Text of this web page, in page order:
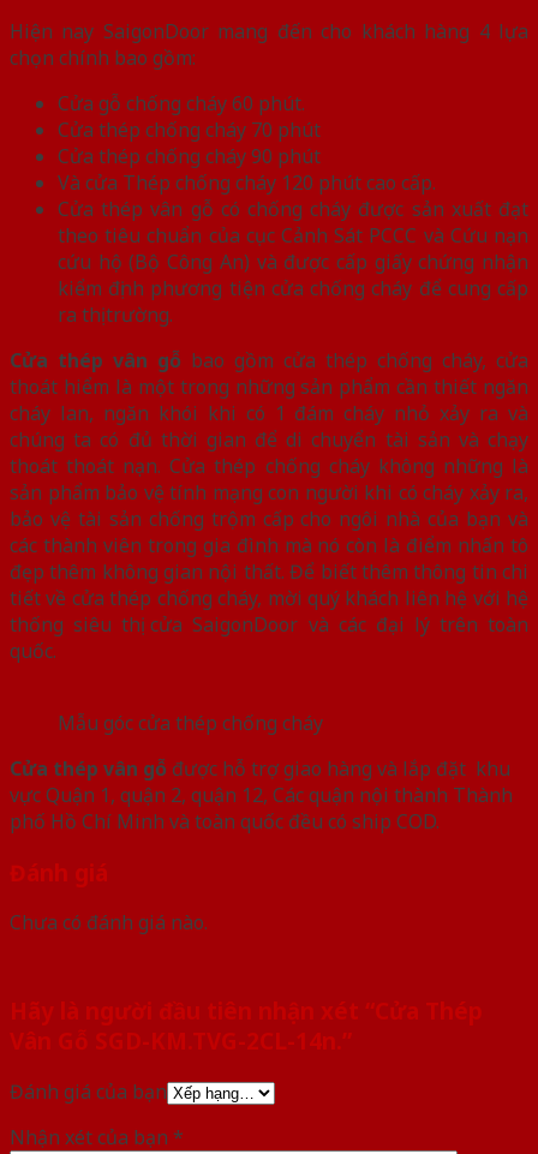
Hiện nay SaigonDoor mang đến cho khách hàng 4 lựa
chọn chính bao gồm:
Cửa gỗ chống cháy 60 phút.
Cửa thép chống cháy 70 phút
Cửa thép chống cháy 90 phút
Và cửa Thép chống cháy 120 phút cao cấp.
Cửa thép vân gỗ có chống cháy được sản xuất đạt
theo tiêu chuẩn của cục Cảnh Sát PCCC và Cứu nạn
cứu hộ (Bộ Công An) và được cấp giấy chứng nhận
kiểm định phương tiện cửa chống cháy để cung cấp
ra thị trường.
Cửa thép vân gỗ bao gồm cửa thép chống cháy, cửa
thoát hiểm là một trong những sản phẩm cần thiết ngăn
cháy lan, ngăn khói khi có 1 đám cháy nhỏ xảy ra và
chúng ta có đủ thời gian để di chuyển tài sản và chạy
thoát thoát nạn. Cửa thép chống cháy không những là
sản phẩm bảo vệ tính mạng con người khi có cháy xảy ra,
bảo vệ tài sản chống trộm cấp cho ngôi nhà của bạn và
các thành viên trong gia đình mà nó còn là điểm nhấn tô
đẹp thêm không gian nội thất. Để biết thêm thông tin chi
tiết về cửa thép chống cháy, mời quý khách liên hệ với hệ
thống siêu thị cửa SaigonDoor và các đại lý trên toàn
quốc.
Mẫu góc cửa thép chống cháy
Cửa thép vân gỗ được hỗ trợ giao hàng và lắp đặt khu
vực Quận 1, quận 2, quận 12, Các quận nội thành Thành
phố Hồ Chí Minh và toàn quốc đều có ship COD.
Đánh giá
Chưa có đánh giá nào.
Hãy là người đầu tiên nhận xét “Cửa Thép
Vân Gỗ SGD-KM.TVG-2CL-14n.”
Đánh giá của bạn
Nhận xét của bạn *